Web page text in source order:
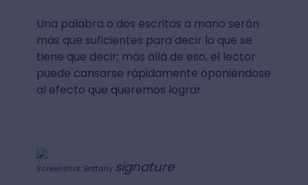
Una palabra o dos escritas a mano serán
más que suficientes para decir lo que se
tiene que decir; más allá de eso, el lector
puede cansarse rápidamente oponiéndose
al efecto que queremos lograr.
Screenshot: Brittany signature